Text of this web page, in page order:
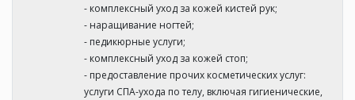
- комплексный уход за кожей кистей рук;
- наращивание ногтей;
- педикюрные услуги;
- комплексный уход за кожей стоп;
- предоставление прочих косметических услуг:
услуги СПА-ухода по телу, включая гигиенические,